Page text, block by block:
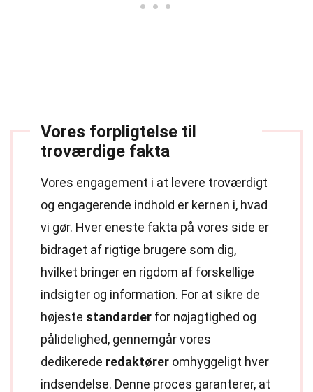
Vores forpligtelse til
troværdige fakta
Vores engagement i at levere troværdigt
og engagerende indhold er kernen i, hvad
vi gør. Hver eneste fakta på vores side er
bidraget af rigtige brugere som dig,
hvilket bringer en rigdom af forskellige
indsigter og information. For at sikre de
højeste standarder for nøjagtighed og
pålidelighed, gennemgår vores
dedikerede redaktører omhyggeligt hver
indsendelse. Denne proces garanterer, at